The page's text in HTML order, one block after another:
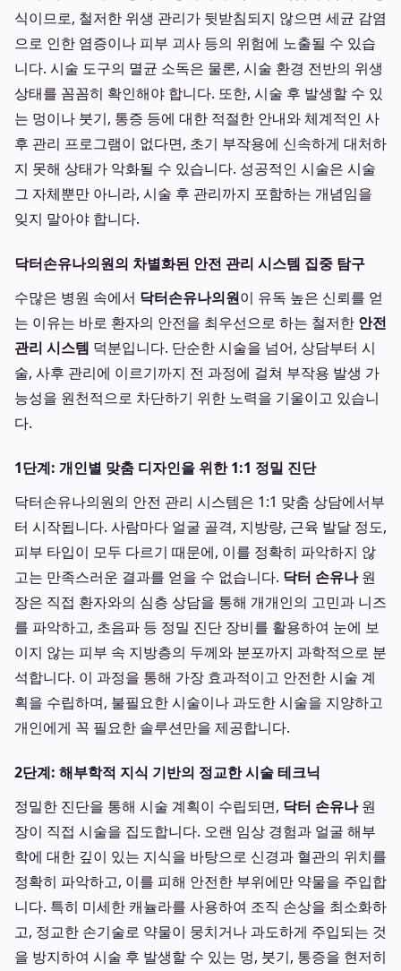
식이므로, 철저한 위생 관리가 뒷받침되지 않으면 세균 감염
으로 인한 염증이나 피부 괴사 등의 위험에 노출될 수 있습
니다. 시술 도구의 멸균 소독은 물론, 시술 환경 전반의 위생
상태를 꼼꼼히 확인해야 합니다. 또한, 시술 후 발생할 수 있
는 멍이나 붓기, 통증 등에 대한 적절한 안내와 체계적인 사
후 관리 프로그램이 없다면, 초기 부작용에 신속하게 대처하
지 못해 상태가 악화될 수 있습니다. 성공적인 시술은 시술
그 자체뿐만 아니라, 시술 후 관리까지 포함하는 개념임을
잊지 말아야 합니다.
닥터손유나의원의 차별화된 안전 관리 시스템 집중 탐구
수많은 병원 속에서 닥터손유나의원이 유독 높은 신뢰를 얻
는 이유는 바로 환자의 안전을 최우선으로 하는 철저한 안전
관리 시스템 덕분입니다. 단순한 시술을 넘어, 상담부터 시
술, 사후 관리에 이르기까지 전 과정에 걸쳐 부작용 발생 가
능성을 원천적으로 차단하기 위한 노력을 기울이고 있습니
다.
1단계: 개인별 맞춤 디자인을 위한 1:1 정밀 진단
닥터손유나의원의 안전 관리 시스템은 1:1 맞춤 상담에서부
터 시작됩니다. 사람마다 얼굴 골격, 지방량, 근육 발달 정도,
피부 타입이 모두 다르기 때문에, 이를 정확히 파악하지 않
고는 만족스러운 결과를 얻을 수 없습니다. 닥터 손유나원
장은 직접 환자와의 심층 상담을 통해 개개인의 고민과 니즈
를 파악하고, 초음파 등 정밀 진단 장비를 활용하여 눈에 보
이지 않는 피부 속 지방층의 두께와 분포까지 과학적으로 분
석합니다. 이 과정을 통해 가장 효과적이고 안전한 시술 계
획을 수립하며, 불필요한 시술이나 과도한 시술을 지양하고
개인에게 꼭 필요한 솔루션만을 제공합니다.
2단계: 해부학적 지식 기반의 정교한 시술 테크닉
정밀한 진단을 통해 시술 계획이 수립되면, 닥터 손유나원
장이 직접 시술을 집도합니다. 오랜 임상 경험과 얼굴 해부
학에 대한 깊이 있는 지식을 바탕으로 신경과 혈관의 위치를
정확히 파악하고, 이를 피해 안전한 부위에만 약물을 주입합
니다. 특히 미세한 캐뉼라를 사용하여 조직 손상을 최소화하
고, 정교한 손기술로 약물이 뭉치거나 과도하게 주입되는 것
을 방지하여 시술 후 발생할 수 있는 멍, 붓기, 통증을 현저히